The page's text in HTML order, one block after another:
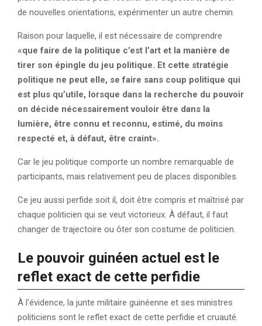
de nouvelles orientations, expérimenter un autre chemin.
Raison pour laquelle, il est nécessaire de comprendre
«que faire de la politique c’est l’art et la manière de
tirer son épingle du jeu politique. Et cette stratégie
politique ne peut elle, se faire sans coup politique qui
est plus qu’utile, lorsque dans la recherche du pouvoir
on décide nécessairement vouloir être dans la
lumière, être connu et reconnu, estimé, du moins
respecté et, à défaut, être craint».
Car le jeu politique comporte un nombre remarquable de
participants, mais relativement peu de places disponibles.
Ce jeu aussi perfide soit il, doit être compris et maîtrisé par
chaque politicien qui se veut victorieux. À défaut, il faut
changer de trajectoire ou ôter son costume de politicien.
Le pouvoir guinéen actuel est le
reflet exact de cette perfidie
À l’évidence, la junte militaire guinéenne et ses ministres
politiciens sont le reflet exact de cette perfidie et cruauté.